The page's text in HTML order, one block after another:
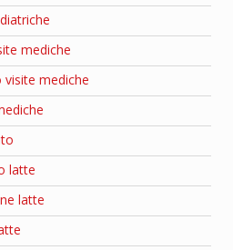
mediche
visite mediche
latte
latte